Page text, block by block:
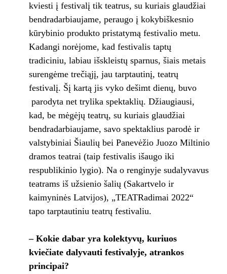
kviesti į festivalį tik teatrus, su kuriais glaudžiai
bendradarbiaujame, peraugo į kokybiškesnio
kūrybinio produkto pristatymą festivalio metu.
Kadangi norėjome, kad festivalis taptų
tradiciniu, labiau išskleistų sparnus, šiais metais
surengėme trečiąjį, jau tarptautinį, teatrų
festivalį. Šį kartą jis vyko dešimt dienų, buvo
parodyta net trylika spektaklių. Džiaugiausi,
kad, be mėgėjų teatrų, su kuriais glaudžiai
bendradarbiaujame, savo spektaklius parodė ir
valstybiniai Šiaulių bei Panevėžio Juozo Miltinio
dramos teatrai (taip festivalis išaugo iki
respublikinio lygio). Na o renginyje sudalyvavus
teatrams iš užsienio šalių (Sakartvelo ir
kaimyninės Latvijos), „TEATRadimai 2022“
tapo tarptautiniu teatrų festivaliu.
– Kokie dabar yra kolektyvų, kuriuos
kviečiate dalyvauti festivalyje, atrankos
principai?